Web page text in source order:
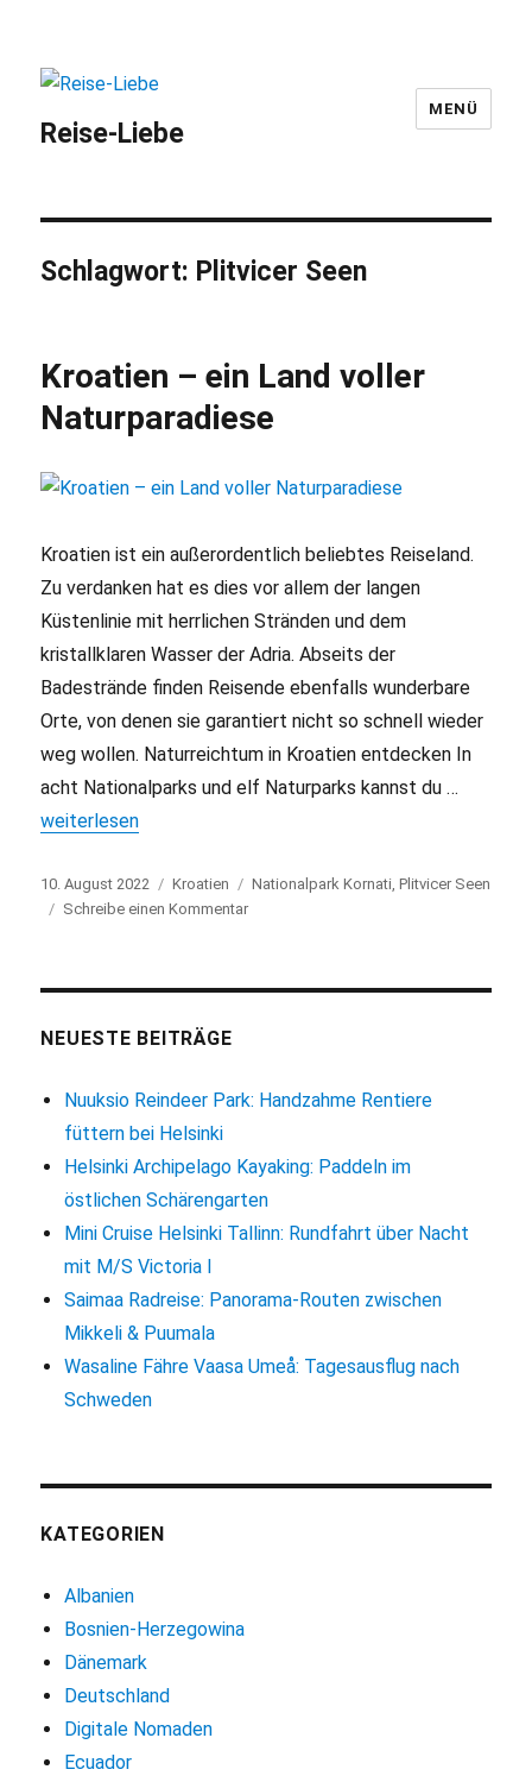
Reise-Liebe
MENÜ
Schlagwort: Plitvicer Seen
Kroatien – ein Land voller
Naturparadiese
Kroatien ist ein außerordentlich beliebtes Reiseland.
Zu verdanken hat es dies vor allem der langen
Küstenlinie mit herrlichen Stränden und dem
kristallklaren Wasser der Adria. Abseits der
Badestrände finden Reisende ebenfalls wunderbare
Orte, von denen sie garantiert nicht so schnell wieder
weg wollen. Naturreichtum in Kroatien entdecken In
acht Nationalparks und elf Naturparks kannst du …
„Kroatien – ein Land voller Naturparadiese“
weiterlesen
Veröffentlicht
am
10. August 2022 Kategorien
Kroatien Schlagwörter
Nationalpark Kornati ,Plitvicer Seen
Schreibe einen Kommentar
NEUESTE BEITRÄGE
Nuuksio Reindeer Park: Handzahme Rentiere
füttern bei Helsinki
Helsinki Archipelago Kayaking: Paddeln im
östlichen Schärengarten
Mini Cruise Helsinki Tallinn: Rundfahrt über Nacht
mit M/S Victoria I
Saimaa Radreise: Panorama-Routen zwischen
Mikkeli & Puumala
Wasaline Fähre Vaasa Umeå: Tagesausflug nach
Schweden
KATEGORIEN
Albanien
Bosnien-Herzegowina
Dänemark
Deutschland
Digitale Nomaden
Ecuador